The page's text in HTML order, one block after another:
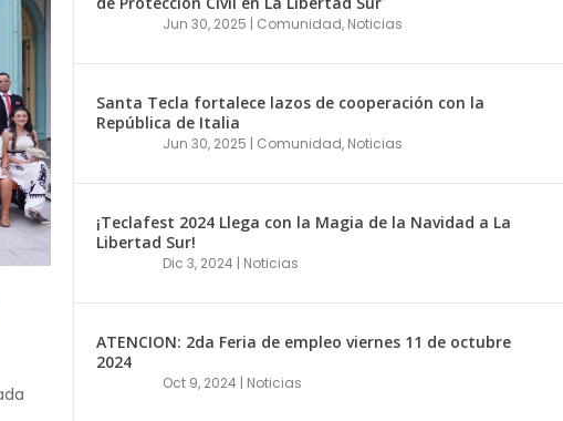
MENSUALES EN S...
A COMISIONES COMUNA...
CON LA ...
DE LA NAVIDAD A...
11 DE OCTUBR...
COMPETITIVA DE S...
BREAK BEAT COD...
EN PROYECTOS...
NAVIDEÑA Y FEST...
Jun 30, 2025 | Comunidad, Noticias
Santa Tecla fortalece lazos de cooperación con la
República de Italia
Jun 30, 2025 | Comunidad, Noticias
¡Teclafest 2024 Llega con la Magia de la Navidad a La
Libertad Sur!
Dic 3, 2024 | Noticias
ATENCION: 2da Feria de empleo viernes 11 de octubre
2024
Oct 9, 2024 | Noticias